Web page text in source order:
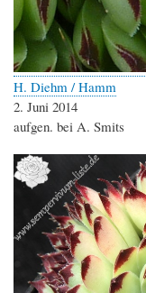
H. Diehm / Hamm
2. Juni 2014
aufgen. bei A. Smits